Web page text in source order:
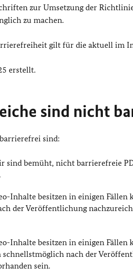
zur Umsetzung der
zu machen.
gilt für die aktuell im
erstellt.
sind nicht
sind:
sind bemüht, nicht barrierefreie
Inhalte besitzen in einigen
der Veröffentlichung
Inhalte besitzen in einigen
nach der
sein.